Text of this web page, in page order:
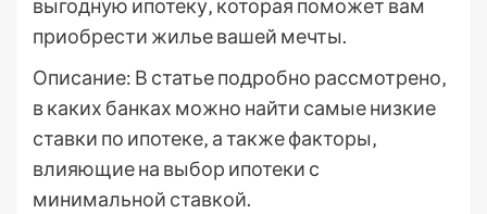
выгодную ипотеку‚ которая поможет вам
приобрести жилье вашей мечты.
Описание: В статье подробно рассмотрено‚
в каких банках можно найти самые низкие
ставки по ипотеке‚ а также факторы‚
влияющие на выбор ипотеки с
минимальной ставкой.